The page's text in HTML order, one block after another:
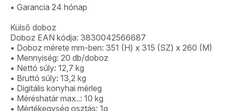
• Garancia 24 hónap
Külső doboz
Doboz EAN kódja: 3830042566687
• Doboz mérete mm-ben: 351 (H) x 315 (SZ) x 260 (M)
• Mennyiség: 20 db/doboz
• Nettó súly: 12,7 kg
• Bruttó súly: 13,2 kg
• Digitális konyhai mérleg
• Méréshatár max..: 10 kg
• Mértékegység osztás: 1g